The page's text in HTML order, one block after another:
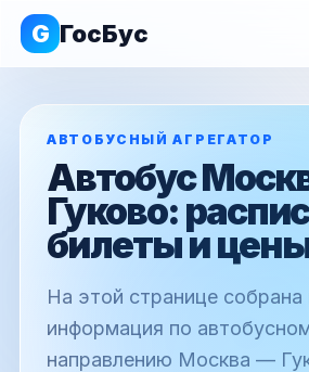
G ГосБус
АВТОБУСНЫЙ АГРЕГАТОР
Автобус
Гуково:
билеты и
На этой странице собрана
информация по
направлению Москва —